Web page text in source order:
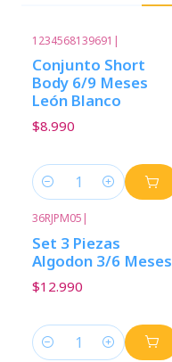
1234568139691 |
Conjunto Short
Body 6/9 Meses
León Blanco
$8.990
Cantidad
36RJPM05 |
Set 3 Piezas
Algodon 3/6 Meses
$12.990
Cantidad